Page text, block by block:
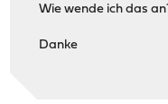
Wie wende ich das
Danke